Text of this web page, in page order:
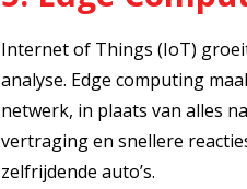
Internet of Things (IoT)
analyse. Edge computing
netwerk, in plaats van alles
vertraging en snellere
zelfrijdende auto’s.